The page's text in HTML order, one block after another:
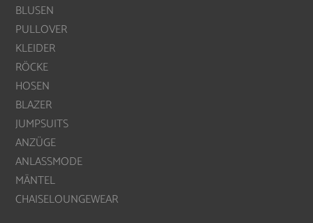
BLUSEN
PULLOVER
KLEIDER
RÖCKE
HOSEN
BLAZER
JUMPSUITS
ANZÜGE
ANLASSMODE
MÄNTEL
CHAISELOUNGEWEAR